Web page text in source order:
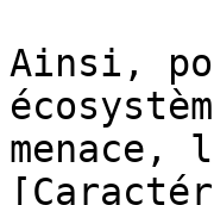
Ainsi,